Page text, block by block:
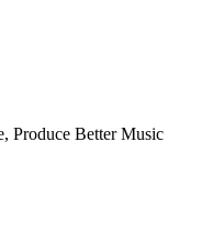
Produce Better Music